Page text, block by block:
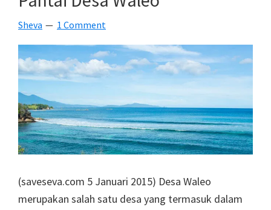
Sheva 1 Comment
(saveseva.com 5 Januari 2015) Desa Waleo
merupakan salah satu desa yang termasuk dalam